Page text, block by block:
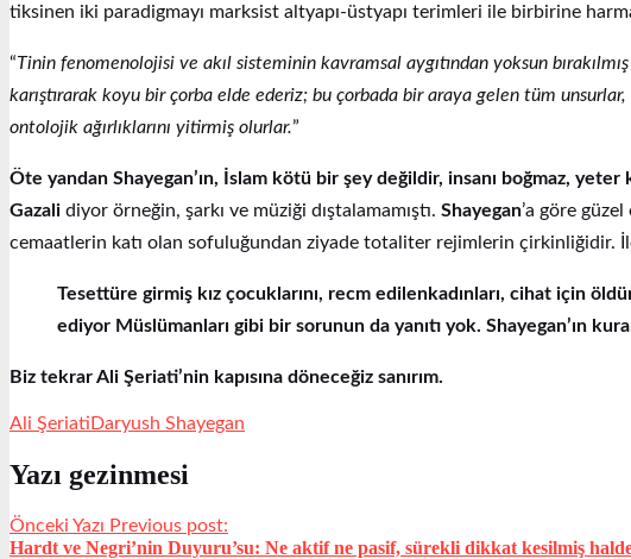
tiksinen iki paradigmayı marksist altyapı-üstyapı terimleri ile birbirine
“Tinin fenomenolojisi ve akıl sisteminin kavramsal aygıtından yoksun
karıştırarak koyu bir çorba elde ederiz; bu çorbada bir araya gelen tüm
ontolojik ağırlıklarını yitirmiş olurlar.”
Öte yandan Shayegan’ın, İslam kötü bir şey değildir, insanı boğmaz,
Gazali diyor örneğin, şarkı ve müziği dıştalamamıştı. Shayegan’a göre
cemaatlerin katı olan sofuluğundan ziyade totaliter rejimlerin çirkinliğidir.
Tesettüre girmiş kız çocuklarını, recm edilenkadınları, cihat için
ediyor Müslümanları gibi bir sorunun da yanıtı yok. Shayegan’ın
Biz tekrar Ali Şeriati’nin kapısına döneceğiz sanırım.
Ali Şeriati Daryush Shayegan
Yazı gezinmesi
Önceki Yazı Previous post:
Hardt ve Negri’nin Duyuru’su: Ne aktif ne pasif, sürekli dikkat kesilmiş